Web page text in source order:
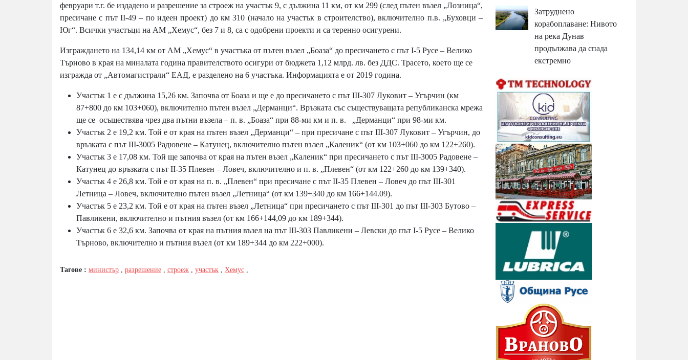
февруари т.г. бе издадено и разрешение за строеж на участък 9, с дължина 11 км, от км 299 (след пътен възел „Лозница“,
пресичане с път II-49 – по идеен проект) до км 310 (начало на участък в строителство), включително п.в. „Буховци –
Юг“. Всички участъци на АМ „Хемус“, без 7 и 8, са с одобрени проекти и са теренно осигурени.
Изграждането на 134,14 км от АМ „Хемус“ в участъка от пътен възел „Боаза“ до пресичането с път I-5 Русе – Велико
Търново в края на миналата година правителството осигури от бюджета 1,12 млрд. лв. без ДДС. Трасето, което ще се
изгражда от „Автомагистрали“ ЕАД, е разделено на 6 участъка. Информацията е от 2019 година.
Участък 1 е с дължина 15,26 км. Започва от Боаза и ще е до пресичането с път ІІІ-307 Луковит – Угърчин (км
87+800 до км 103+060), включително пътен възел „Дерманци“. Връзката със съществуващата републиканска мрежа
ще се осъществява чрез два пътни възела – п. в. „Боаза“ при 88-ми км и п. в. „Дерманци“ при 98-ми км.
Участък 2 е 19,2 км. Той е от края на пътен възел „Дерманци“ – при пресичане с път ІІІ-307 Луковит – Угърчин, до
връзката с път ІІІ-3005 Радювене – Катунец, включително пътен възел „Каленик“ (от км 103+060 до км 122+260).
Участък 3 е 17,08 км. Той ще започва от края на пътен възел „Каленик“ при пресичането с път ІІІ-3005 Радовене –
Катунец до връзката с път ІІ-35 Плевен – Ловеч, включително и п. в. „Плевен“ (от км 122+260 до км 139+340).
Участък 4 е 26,8 км. Той е от края на п. в. „Плевен“ при пресичане с път II-35 Плевен – Ловеч до път III-301
Летница – Ловеч, включително пътен възел „Летница“ (от км 139+340 до км 166+144.09).
Участък 5 е 23,2 км. Той е от края на пътен възел „Летница“ при пресичането с път III-301 до път III-303 Бутово –
Павликени, включително и пътния възел (от км 166+144,09 до км 189+344).
Участък 6 е 32,6 км. Започва от края на пътния възел на път III-303 Павликени – Левски до път I-5 Русе – Велико
Търново, включително и пътния възел (от км 189+344 до км 222+000).
Тагове : министър разрешение строеж участък Хемус
Затруднено
корабоплаване: Нивото
на река Дунав
продължава да спада
екстремно